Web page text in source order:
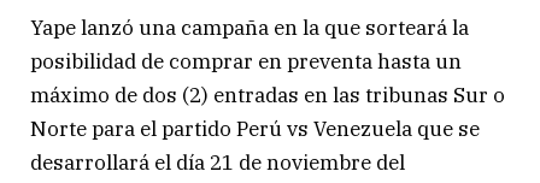
Yape lanzó una campaña en la que sorteará la
posibilidad de comprar en preventa hasta un
máximo de dos (2) entradas en las tribunas Sur o
Norte para el partido Perú vs Venezuela que se
desarrollará el día 21 de noviembre del